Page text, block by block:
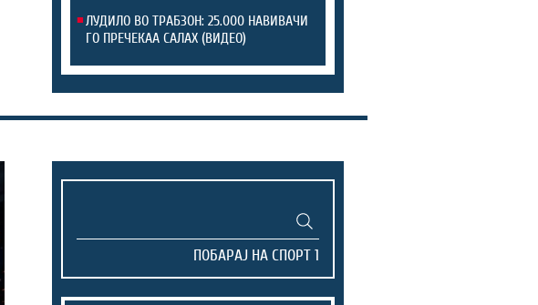
ЛУДИЛО ВО ТРАБЗОН: 25.000 НАВИВАЧИ
ГО ПРЕЧЕКАА САЛАХ (ВИДЕО)